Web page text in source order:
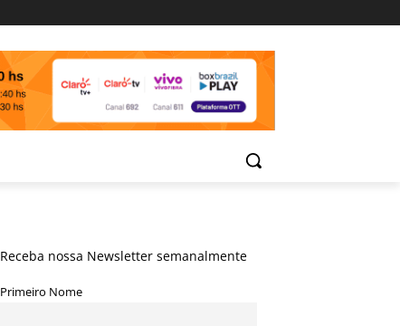
Receba nossa Newsletter semanalmente
Primeiro Nome